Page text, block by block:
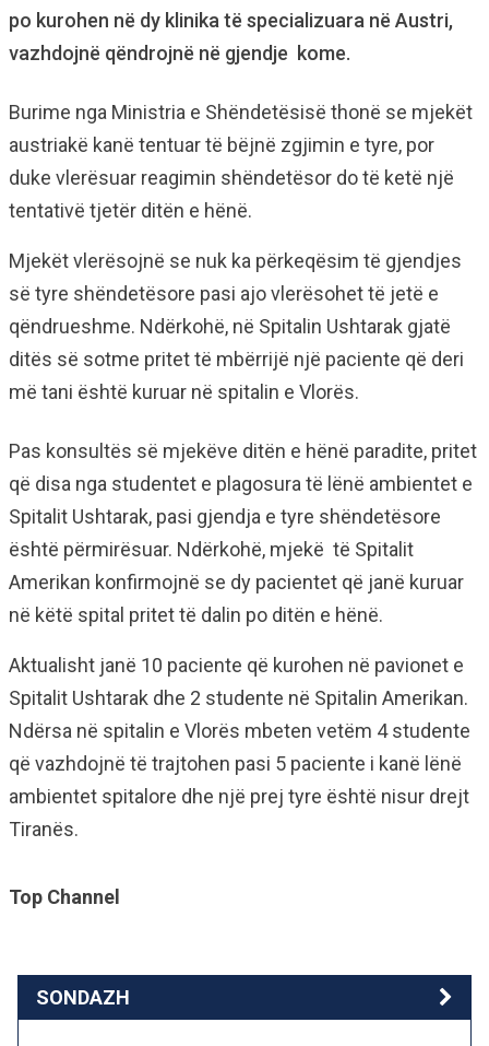
po kurohen në dy klinika të specializuara në Austri,
vazhdojnë qëndrojnë në gjendje kome.
Burime nga Ministria e Shëndetësisë thonë se mjekët
austriakë kanë tentuar të bëjnë zgjimin e tyre, por
duke vlerësuar reagimin shëndetësor do të ketë një
tentativë tjetër ditën e hënë.
Mjekët vlerësojnë se nuk ka përkeqësim të gjendjes
së tyre shëndetësore pasi ajo vlerësohet të jetë e
qëndrueshme. Ndërkohë, në Spitalin Ushtarak gjatë
ditës së sotme pritet të mbërrijë një paciente që deri
më tani është kuruar në spitalin e Vlorës.
Pas konsultës së mjekëve ditën e hënë paradite, pritet
që disa nga studentet e plagosura të lënë ambientet e
Spitalit Ushtarak, pasi gjendja e tyre shëndetësore
është përmirësuar. Ndërkohë, mjekë të Spitalit
Amerikan konfirmojnë se dy pacientet që janë kuruar
në këtë spital pritet të dalin po ditën e hënë.
Aktualisht janë 10 paciente që kurohen në pavionet e
Spitalit Ushtarak dhe 2 studente në Spitalin Amerikan.
Ndërsa në spitalin e Vlorës mbeten vetëm 4 studente
që vazhdojnë të trajtohen pasi 5 paciente i kanë lënë
ambientet spitalore dhe një prej tyre është nisur drejt
Tiranës.
Top Channel
SONDAZH